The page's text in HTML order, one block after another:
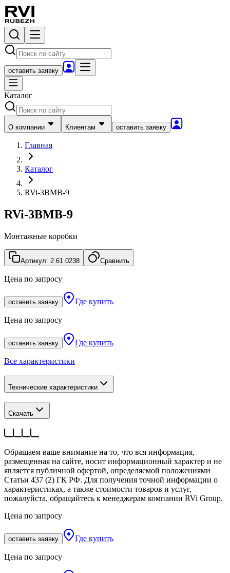
оставить заявку
Каталог
О компании Клиентам оставить заявку
Главная
Каталог
RVi-3BMB-9
RVi-3BMB-9
Монтажные коробки
Артикул: 2.61.0238 Сравнить
Цена по запросу
оставить заявку Где купить
Цена по запросу
оставить заявку Где купить
Все характеристики
Технические характеристики
Скачать
Обращаем ваше внимание на то, что вся информация,
размещенная на сайте, носит информационный характер и не
является публичной офертой, определяемой положениями
Статьи 437 (2) ГК РФ. Для получения точной информации о
характеристиках, а также стоимости товаров и услуг,
пожалуйста, обращайтесь к менеджерам компании RVi Group.
Цена по запросу
оставить заявку Где купить
Цена по запросу